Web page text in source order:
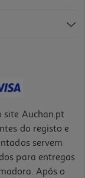
site Auchan.pt
do registo e
servem
para entregas
Após o